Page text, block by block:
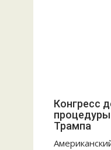
Конгресс
Трампа